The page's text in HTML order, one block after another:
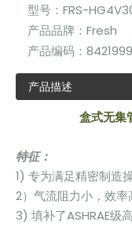
型号： FRS-
产品品牌： Fresh
产品编码：
产品描述
盒式无集
特征：
1) 专为满足精密制造
2）气流阻力小，效率
3) 填补了ASHRAE级